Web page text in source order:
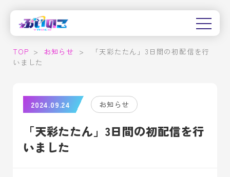
TOP > お知らせ >
「天彩たたん」3日間の初配信を行
いました
2024.09.24 お知らせ
「天彩たたん」3日間の初配信を行
いました